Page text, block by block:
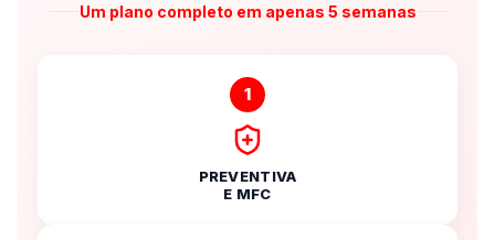
Um plano completo em apenas 5 semanas
1
PREVENTIVA
E MFC